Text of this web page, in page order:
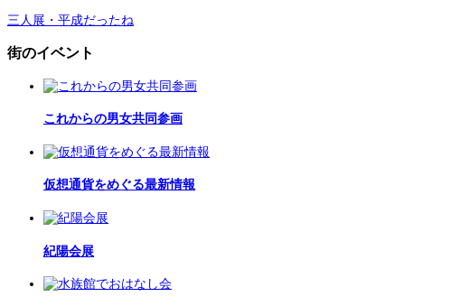
三人展・平成だったね
街のイベント
これからの男女共同参画
仮想通貨をめぐる最新情報
紀陽会展